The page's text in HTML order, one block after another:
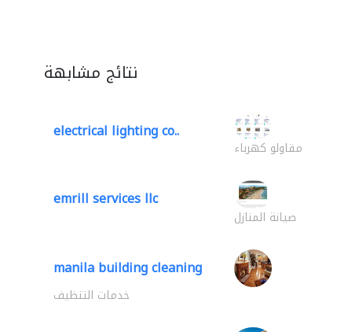
نتائج مشابهة
electrical lighting co..
مقاولو كهرباء
emrill services llc
صيانة المنازل
manila building cleaning
خدمات التنظيف